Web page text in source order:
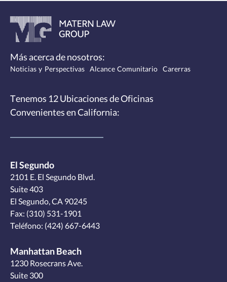
Más acerca de nosotros:
Noticias y Perspectivas Alcance Comunitario Carerras
Tenemos 12 Ubicaciones de Oficinas
Convenientesen California:
El Segundo
2101 E. El Segundo Blvd.
Suite 403
El Segundo, CA 90245
Fax: (310) 531-1901
Teléfono: (424) 667-6443
Manhattan Beach
1230 Rosecrans Ave.
Suite 300